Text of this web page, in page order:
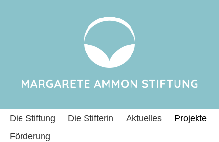
Die Stiftung Die Stifterin Aktuelles
Projekte
Förderung